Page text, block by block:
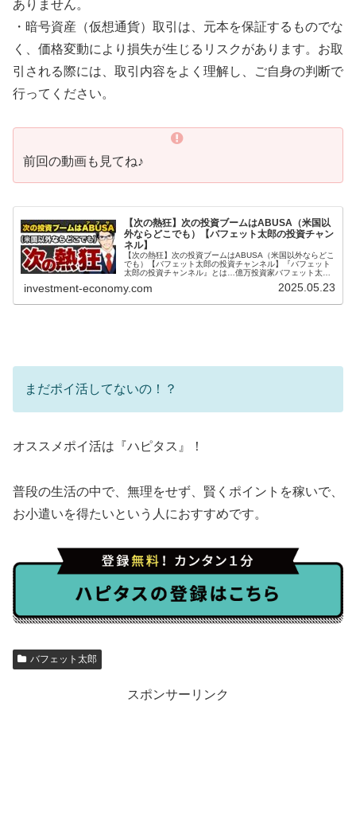
ありません。
・暗号資産（仮想通貨）取引は、元本を保証するものでな
く、価格変動により損失が生じるリスクがあります。お取
引される際には、取引内容をよく理解し、ご自身の判断で
行ってください。
前回の動画も見てね♪
【次の熱狂】次の投資ブームはABUSA（米国以
外ならどこでも）【バフェット太郎の投資チャン
ネル】
【次の熱狂】次の投資ブームはABUSA（米国以外ならどこ
でも）【バフェット太郎の投資チャンネル】『バフェット
太郎の投資チャンネル』とは…億万投資家バフェット太郎
る、投資・経済専門番組です。...
investment-economy.com 2025.05.23
まだポイ活してないの！？
オススメポイ活は『ハピタス』！
普段の生活の中で、無理をせず、賢くポイントを稼いで、
お小遣いを得たいという人におすすめです。
バフェット太郎
スポンサーリンク